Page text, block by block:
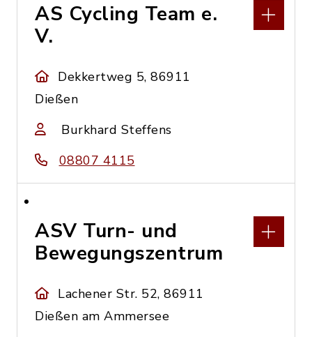
AS Cycling Team e.
V.
Dekkertweg 5, 86911
Dießen
Burkhard Steffens
08807 4115
ASV Turn- und
Bewegungszentrum
Lachener Str. 52, 86911
Dießen am Ammersee